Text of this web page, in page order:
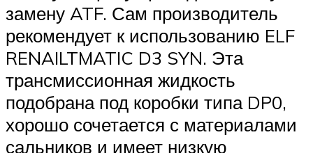
замену ATF. Сам производитель
рекомендует к использованию ELF
RENAILTMATIC D3 SYN. Эта
трансмиссионная жидкость
подобрана под коробки типа DP0,
хорошо сочетается с материалами
сальников и имеет низкую